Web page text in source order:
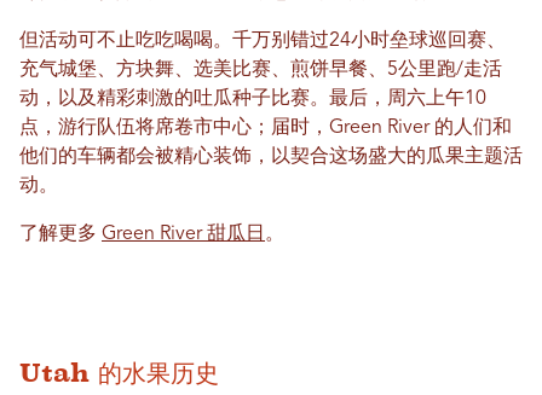
但活动可不止吃吃喝喝。千万别错过24小时垒球巡回赛、
充气城堡、方块舞、选美比赛、煎饼早餐、5公里跑/走活
动，以及精彩刺激的吐瓜种子比赛。最后，周六上午10
点，游行队伍将席卷市中心；届时，Green River 的人们和
他们的车辆都会被精心装饰，以契合这场盛大的瓜果主题活
动。
了解更多 Green River 甜瓜日 。
Utah 的水果历史